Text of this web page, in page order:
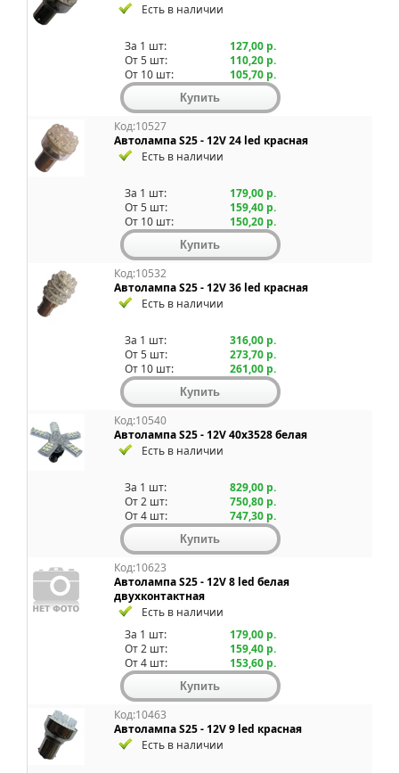
Есть в наличии
За 1 шт:
127,00 р.
От 5 шт:
110,20 р.
От 10 шт:
105,70 р.
Код:10527
Автолампа S25 - 12V 24 led красная
Есть в наличии
За 1 шт:
179,00 р.
От 5 шт:
159,40 р.
От 10 шт:
150,20 р.
Код:10532
Автолампа S25 - 12V 36 led красная
Есть в наличии
За 1 шт:
316,00 р.
От 5 шт:
273,70 р.
От 10 шт:
261,00 р.
Код:10540
Автолампа S25 - 12V 40x3528 белая
Есть в наличии
За 1 шт:
829,00 р.
От 2 шт:
750,80 р.
От 4 шт:
747,30 р.
Код:10623
Автолампа S25 - 12V 8 led белая
двухконтактная
Есть в наличии
За 1 шт:
179,00 р.
От 2 шт:
159,40 р.
От 4 шт:
153,60 р.
Код:10463
Автолампа S25 - 12V 9 led красная
Есть в наличии